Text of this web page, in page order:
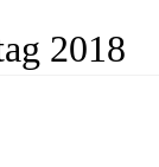
2018